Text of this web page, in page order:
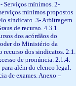
Serviços mínimos. 2-
mínimos propostos
sindicato. 3- Arbitragem
de recurso. 4.3.1.
dos acórdãos do
do Ministério da
recurso dos sindicatos. 2.1.
de pronúncia. 2.1.4.
além do elenco legal.
de exames. Anexo –